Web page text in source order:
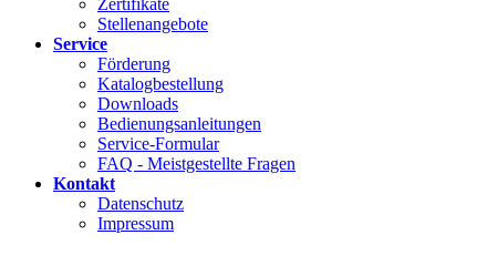
Stellenangebote
Service
Förderung
Katalogbestellung
Downloads
Bedienungsanleitungen
Service-Formular
FAQ - Meistgestellte Fragen
Kontakt
Datenschutz
Impressum